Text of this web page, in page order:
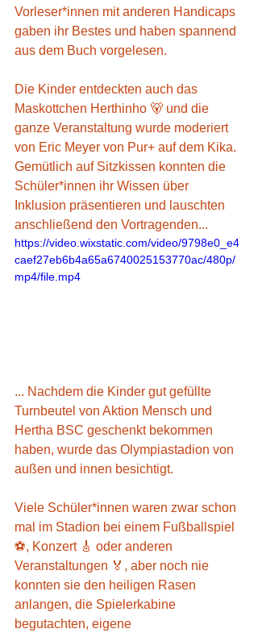
Vorleser*innen mit anderen Handicaps
gaben ihr Bestes und haben spannend
aus dem Buch vorgelesen.
Die Kinder entdeckten auch das
Maskottchen Herthinho 🐻 und die
ganze Veranstaltung wurde moderiert
von Eric Meyer von Pur+ auf dem Kika.
Gemütlich auf Sitzkissen konnten die
Schüler*innen ihr Wissen über
Inklusion präsentieren und lauschten
anschließend den Vortragenden...
https://video.wixstatic.com/video/9798e0_e4
caef27eb6b4a65a6740025153770ac/480p/
mp4/file.mp4
... Nachdem die Kinder gut gefüllte
Turnbeutel von Aktion Mensch und
Hertha BSC geschenkt bekommen
haben, wurde das Olympiastadion von
außen und innen besichtigt.
Viele Schüler*innen waren zwar schon
mal im Stadion bei einem Fußballspiel
⚽, Konzert 🎸 oder anderen
Veranstaltungen 🏅, aber noch nie
konnten sie den heiligen Rasen
anlangen, die Spielerkabine
begutachten, eigene